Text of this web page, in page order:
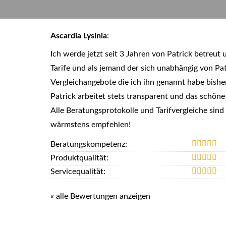
Ascardia Lysinia:
Ich werde jetzt seit 3 Jahren von Patrick betreut
Tarife und als jemand der sich unabhängig von
Vergleichangebote die ich ihn genannt habe
Patrick arbeitet stets transparent und das
Alle Beratungsprotokolle und Tarifvergleiche
wärmstens empfehlen!
Beratungskompetenz:
Produktqualität:
Servicequalität:
« alle Bewertungen anzeigen